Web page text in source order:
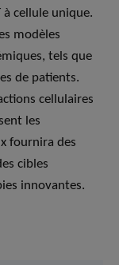
à cellule unique.
modèles
tels que
de patients.
cellulaires
les
fournira des
cibles
innovantes.